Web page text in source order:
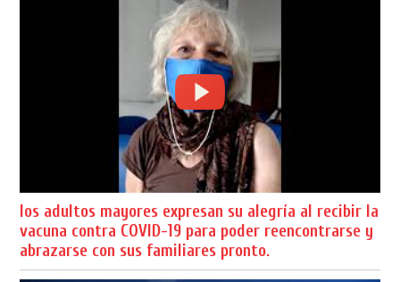
los adultos mayores expresan su alegría al recibir la
vacuna contra COVID-19 para poder reencontrarse y
abrazarse con sus familiares pronto.